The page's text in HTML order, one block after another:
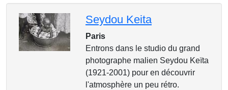
Seydou Keita
Paris
Entrons dans le studio du grand
photographe malien Seydou Keïta
(1921-2001) pour en découvrir
l'atmosphère un peu rétro.